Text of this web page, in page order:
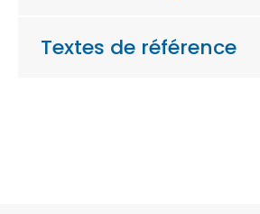
Textes de référence